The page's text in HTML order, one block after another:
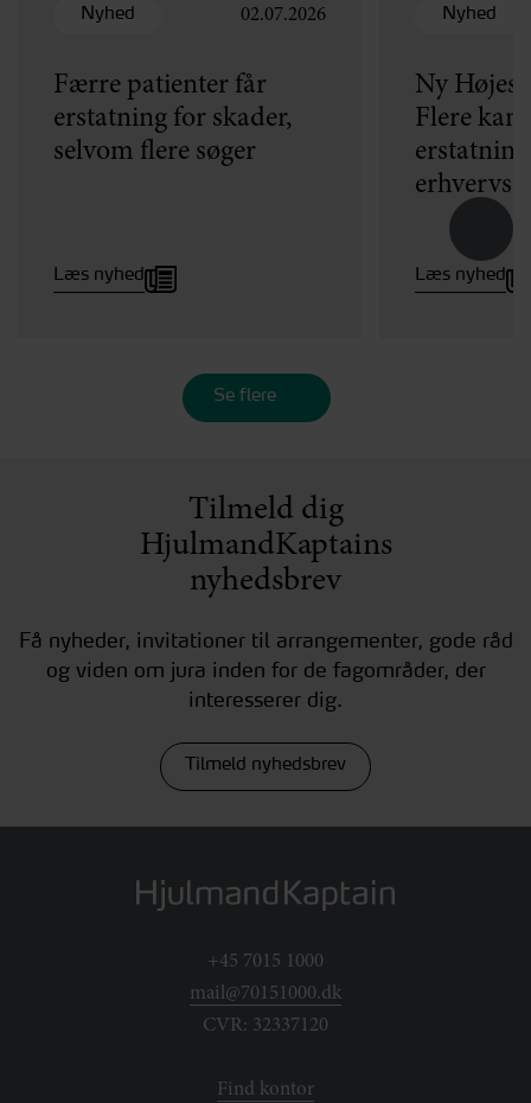
Nyhed 02.07.2026
Færre patienter får
erstatning for skader,
selvom flere søger
Læs nyhed
Nyhed
Ny
Flere kan
Læs nyhed
Se flere
Tilmeld dig
HjulmandKaptains
nyhedsbrev
Få nyheder, invitationer til arrangementer, gode råd
og viden om jura inden for de fagområder, der
interesserer dig.
Tilmeld nyhedsbrev
+45 7015 1000
mail@70151000.dk
CVR: 32337120
Find kontor